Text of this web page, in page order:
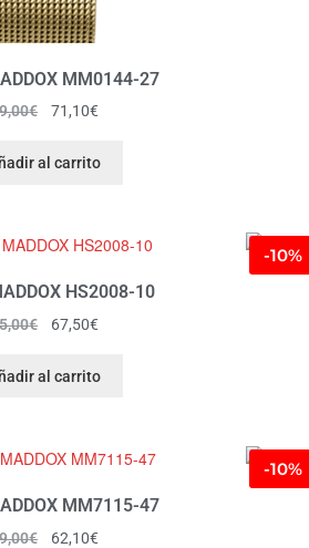
MM0144-27
€ 71,10€
al carrito
HS2008-10
€ 67,50€
al carrito
-10%
MM7115-47
€ 62,10€
-10%